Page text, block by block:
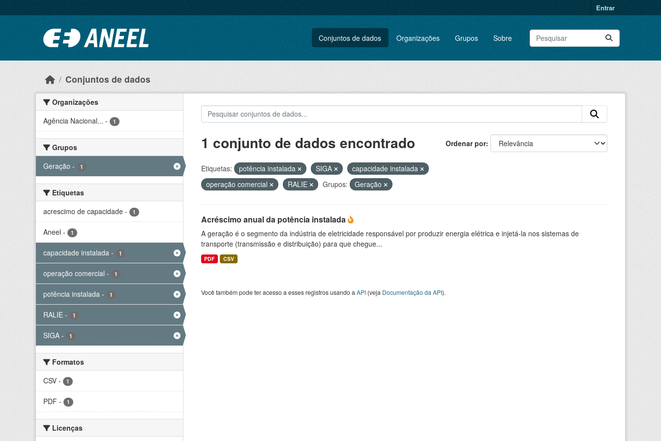
Entrar
Conjuntos de dados Organizações Grupos Sobre
Conjuntos de dados
Organizações
Agência Nacional... - 1
Grupos
Geração - 1
Etiquetas
acrescimo de capacidade - 1
Aneel - 1
capacidade instalada - 1
operação comercial - 1
potência instalada - 1
RALIE - 1
SIGA - 1
Formatos
CSV - 1
PDF - 1
Licenças
Ordenar por
1 conjunto de dados encontrado
Etiquetas: potência instalada SIGA
capacidade instalada
operação comercial
RALIE Grupos: Geração
Acréscimo anual da potência instalada
A geração é o segmento da indústria de eletricidade responsável por produzir energia elétrica e injetá-la nos sistemas de
transporte (transmissão e distribuição) para que chegue...
PDF CSV
Você também pode ter acesso a esses registros usando a API(veja Documentação da API).